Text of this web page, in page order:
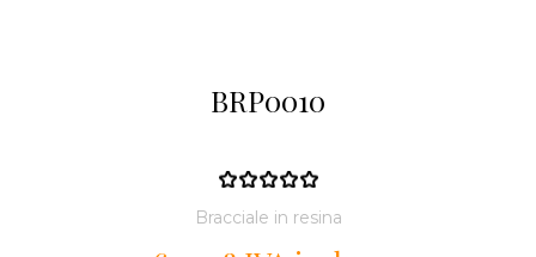
BRP0010
Bracciale in resina